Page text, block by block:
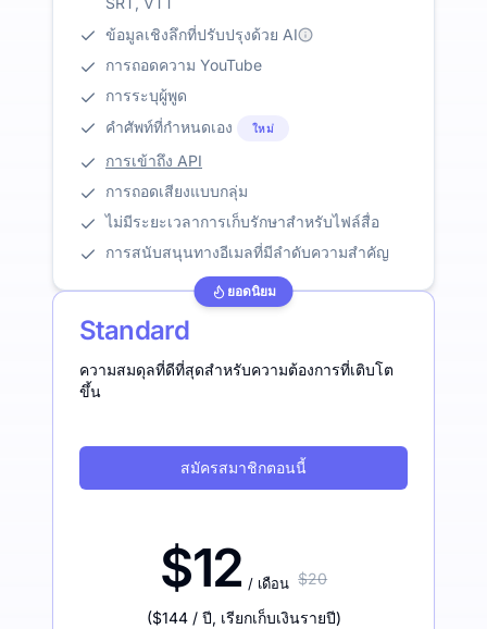
ข้อมูลเชิงลึกที่ปรับปรุงด้วย AI
การถอดความ YouTube
การระบุผู้พูด
คำศัพท์ที่กำหนดเอง
ใหม่
การเข้าถึง API
การถอดเสียงแบบกลุ่ม
ไม่มีระยะเวลาการเก็บรักษาสำหรับไฟล์สื่อ
การสนับสนุนทางอีเมลที่มีลำดับความสำคัญ
ยอดนิยม
Standard
ความสมดุลที่ดีที่สุดสำหรับความต้องการที่เติบโต
ขึ้น
สมัครสมาชิกตอนนี้
$12 / เดือน $20
($144 / ปี, เรียกเก็บเงินรายปี)